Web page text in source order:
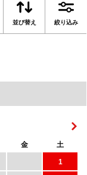
並び替え 絞り込み
金
土
1